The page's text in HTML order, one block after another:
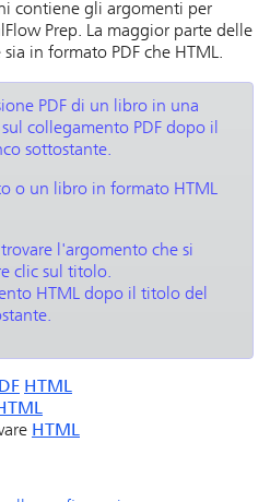
contiene gli argomenti per
Prep. La maggior parte delle
in formato PDF che HTML.
PDF di un libro in una
collegamento PDF dopo il
sottostante.
o un libro in formato HTML
l'argomento che si
clic sul titolo.
HTML dopo il titolo del
HTML
HTML